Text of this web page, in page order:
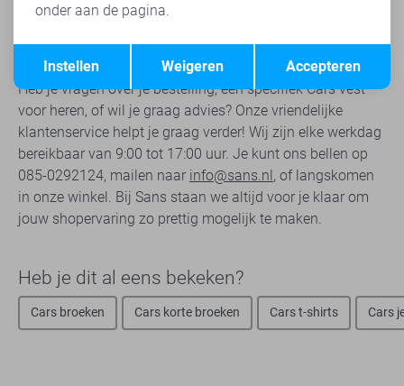
alleen kwaliteit, maar ook een uitstekende service.
Contact
Heb je vragen over je bestelling, een specifiek Cars vest
voor heren, of wil je graag advies? Onze vriendelijke
klantenservice helpt je graag verder! Wij zijn elke werkdag
bereikbaar van 9:00 tot 17:00 uur. Je kunt ons bellen op
085-0292124, mailen naar info@sans.nl, of langskomen
in onze winkel. Bij Sans staan we altijd voor je klaar om
jouw shopervaring zo prettig mogelijk te maken.
Heb je dit al eens bekeken?
Cars broeken Cars korte broeken Cars t-shirts Cars
Terug Opslaan
onder aan de pagina.
Accepteren
Weigeren
Instellen